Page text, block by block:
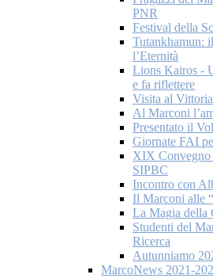
PNR
Festival della
Tutankhamun:
l’Eternità
Lions Kairos -
e fa riflettere
Visita al
Al Marconi
Presentato il
Giornate FAI
XIX Convegno
SIPBC
Incontro con
Il Marconi alle
La Magia della
Studenti del
Ricerca
Autunniamo
MarcoNews 2021-